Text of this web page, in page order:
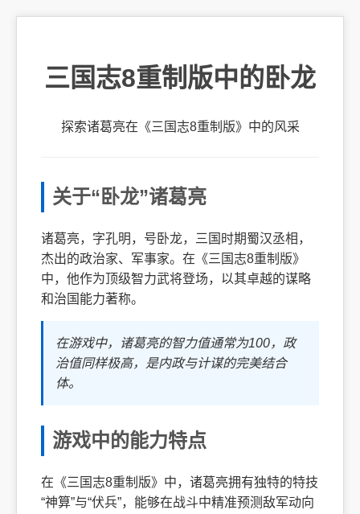
三国志8重制版中的卧龙
探索诸葛亮在《三国志8重制版》中的风采
关于“卧龙”诸葛亮
诸葛亮，字孔明，号卧龙，三国时期蜀汉丞相，
杰出的政治家、军事家。在《三国志8重制版》
中，他作为顶级智力武将登场，以其卓越的谋略
和治国能力著称。
在游戏中，诸葛亮的智力值通常为100，政
治值同样极高，是内政与计谋的完美结合
体。
游戏中的能力特点
在《三国志8重制版》中，诸葛亮拥有独特的特技
“神算”与“伏兵”，能够在战斗中精准预测敌军动向